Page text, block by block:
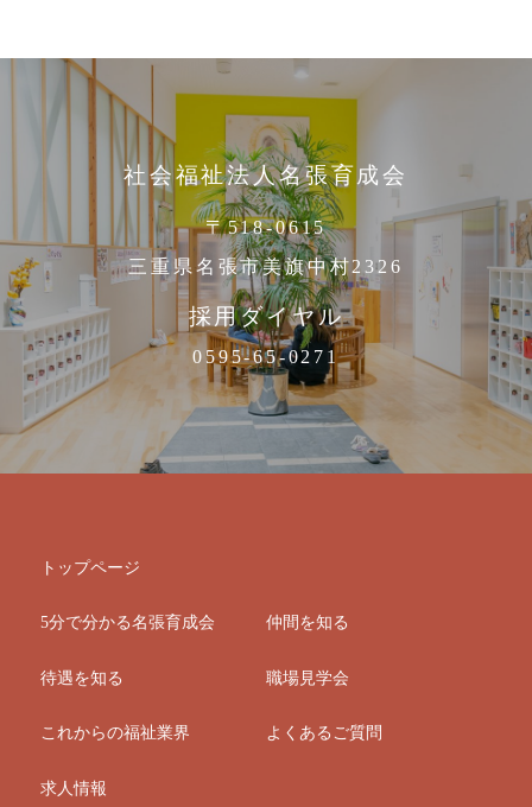
社会福祉法人名張育成会
〒518-0615
三重県名張市美旗中村2326
採用ダイヤル
0595-65-0271
トップページ
5分で分かる名張育成会 仲間を知る
待遇を知る 職場見学会
これからの福祉業界 よくあるご質問
求人情報